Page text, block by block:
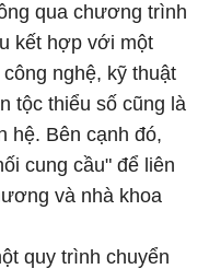
qua chương trình
kết hợp với một
nghệ, kỹ thuật
tộc thiểu số cũng là
hệ. Bên cạnh đó,
cung cầu" để liên
và nhà khoa
quy trình chuyển